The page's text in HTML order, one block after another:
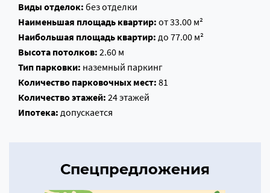
Виды отделок: без отделки
Наименьшая площадь квартир: от 33.00 м²
Наибольшая площадь квартир: до 77.00 м²
Высота потолков: 2.60 м
Тип парковки: наземный паркинг
Количество парковочных мест: 81
Количество этажей: 24 этажей
Ипотека: допускается
Спецпредложения